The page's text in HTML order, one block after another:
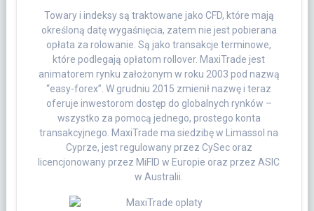
Towary i indeksy są traktowane jako CFD, które mają
określoną datę wygaśnięcia, zatem nie jest pobierana
opłata za rolowanie. Są jako transakcje terminowe,
które podlegają opłatom rollover. MaxiTrade jest
animatorem rynku założonym w roku 2003 pod nazwą
“easy-forex”. W grudniu 2015 zmienił nazwę i teraz
oferuje inwestorom dostęp do globalnych rynków –
wszystko za pomocą jednego, prostego konta
transakcyjnego. MaxiTrade ma siedzibę w Limassol na
Cyprze, jest regulowany przez CySec oraz
licencjonowany przez MiFID w Europie oraz przez ASIC
w Australii.